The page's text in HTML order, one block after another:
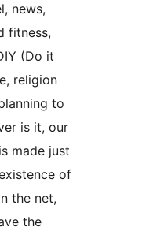
news,
fitness,
(Do it
religion
to
is it, our
made just
of
the net,
the